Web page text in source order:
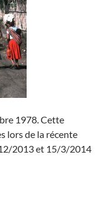
1978. Cette
lors de la récente
2013 et 15/3/2014
au Guatemala est-